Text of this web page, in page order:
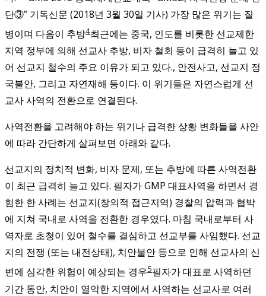
단③” 기독신문 (2018년 3월 30일 기사) 가장 많은 위기는 질
병이며 다음이 추방4최근에는 중국, 인도를 비롯한 선교제한
지역 정부에 의해 선교사 추방, 비자 철회 등이 급격히 늘고 있
어 선교지 철수의 주요 이유가 되고 있다., 안전사고, 선교지 정
국불안, 그리고 자연재해 등이다. 이 위기들은 자연스럽게 선
교사 사역의 전환으로 연결된다.
사역전환을 고려해야 하는 위기나 급격한 상황 변화들을 사안
에 따라 간단하게 살펴보면 아래와 같다.
선교지의 정치적 변화, 비자 문제, 또는 추방에 따른 사역전환
이 최근 급격히 늘고 있다. 필자가 GMP 대표사역을 하면서 경
험한 한 사례는 선교지(창의적 접근지역) 경찰의 압력과 협박
에 지쳐 국내로 사역을 전환한 경우였다. 마침 국내로부터 사
역자로 초청이 있어 철수를 결심하고 선교부를 사임했다. 선교
지의 전쟁 (또는 내전상태), 치안불안 등으로 인해 선교사의 신
변에 심각한 위험이 예상되는 경우5필자가 대표로 사역하던
기간 동안, 치안이 열악한 지역에서 사역하는 선교사로 여러